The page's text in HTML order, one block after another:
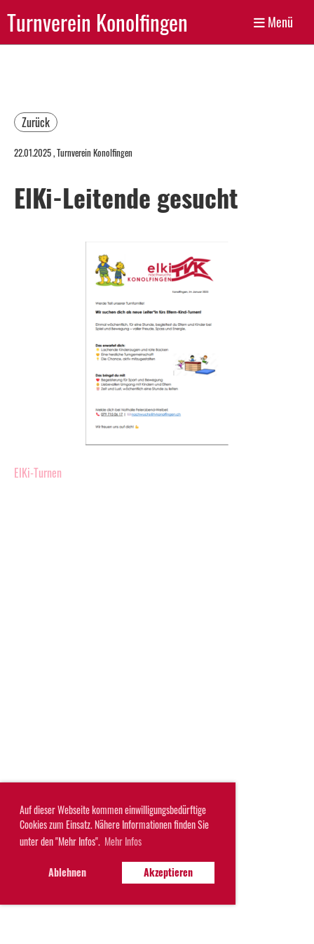
Auf dieser Webseite kommen einwilligungsbedürftige
Cookies zum Einsatz. Nähere Informationen finden Sie
unter den "Mehr Infos". Mehr Infos
Ablehnen Akzeptieren
Turnverein Konolfingen Menü
Zurück
22.01.2025, Turnverein Konolfingen
ElKi-Leitende gesucht
ElKi-Turnen